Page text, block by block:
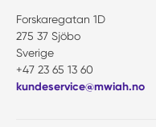
Forskaregatan 1D
275 37 Sjöbo
Sverige
+47 23 65 13 60
kundeservice@mwiah.no